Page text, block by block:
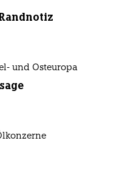
und Osteuropa